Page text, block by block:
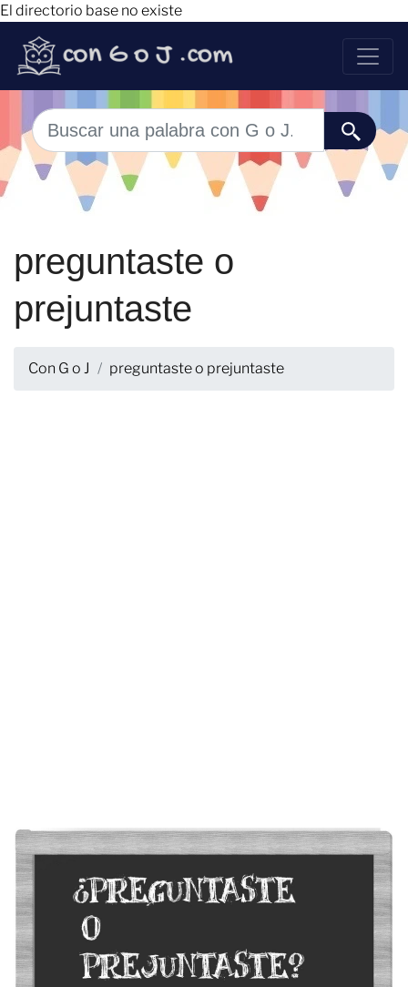
El directorio base no existe
preguntaste o
prejuntaste
Con G o J preguntaste o prejuntaste